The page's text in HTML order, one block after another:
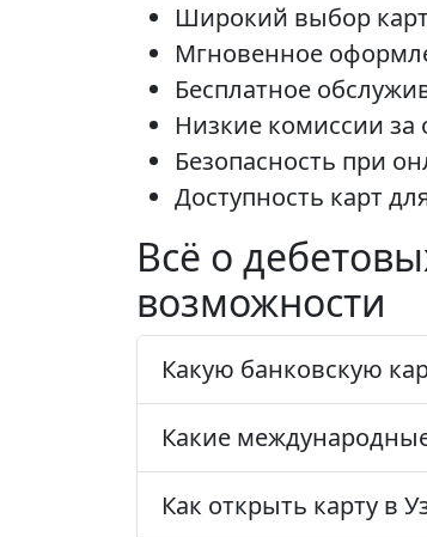
Широкий выбор
Мгновенное
Бесплатное
Низкие комиссии
Безопасность при
Доступность карт
Всё о
возможности
Какую банковскую
Какие
Как открыть карту в